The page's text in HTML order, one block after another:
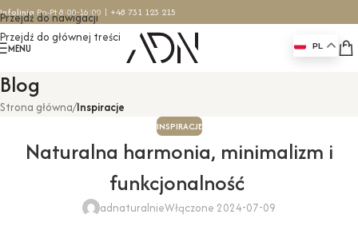
Przejdź do nawigacji
Przejdź do głównej treści
Infolinia Pn-Pt 8:00-16:00 | +48 731 123 215
MENU PL
Blog
Strona główna/Inspiracje
INSPIRACJE
Naturalna harmonia, minimalizm i
funkcjonalność
adnaturalnieWłączone 2024-07-09